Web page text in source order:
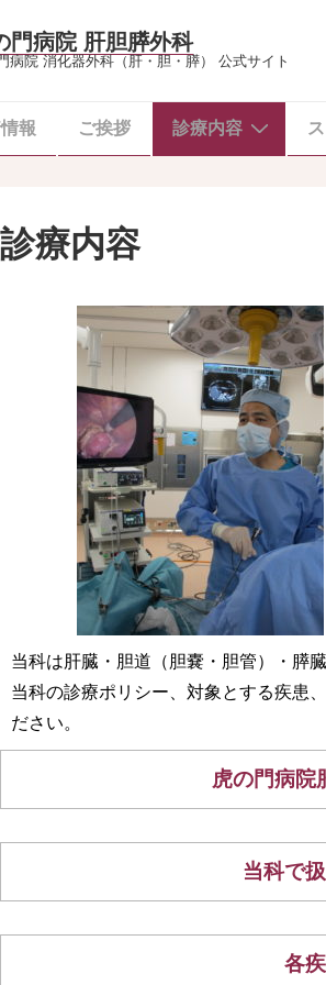
門病院 肝胆膵外科
病院 消化器外科（肝・胆・膵） 公式サイト
報 ご挨拶 診療内容
診療内容
当科は肝臓・胆道（胆嚢・胆管）・膵
当科の診療ポリシー、対象とする疾患
ださい。
虎の門病院
当科で
各